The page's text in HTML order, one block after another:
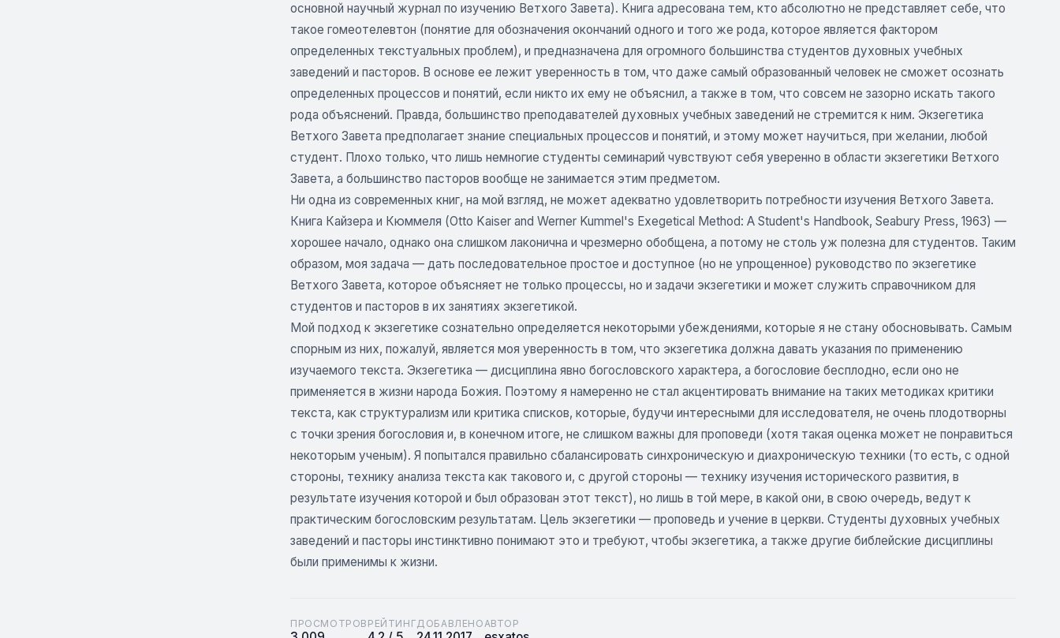
основной научный журнал по изучению Ветхого Завета). Книга адресована тем, кто абсолютно не представляет себе, что
такое гомеотелевтон (понятие для обозначения окончаний одного и того же рода, которое является фактором
определенных текстуальных проблем), и предназначена для огромного большинства студентов духовных учебных
заведений и пасторов. В основе ее лежит уверенность в том, что даже самый образованный человек не сможет осознать
определенных процессов и понятий, если никто их ему не объяснил, а также в том, что совсем не зазорно искать такого
рода объяснений. Правда, большинство преподавателей духовных учебных заведений не стремится к ним. Экзегетика
Ветхого Завета предполагает знание специальных процессов и понятий, и этому может научиться, при желании, любой
студент. Плохо только, что лишь немногие студенты семинарий чувствуют себя уверенно в области экзегетики Ветхого
Завета, а большинство пасторов вообще не занимается этим предметом.
Ни одна из современных книг, на мой взгляд, не может адекватно удовлетворить потребности изучения Ветхого Завета.
Книга Кайзера и Кюммеля (Otto Kaiser and Werner Kummel's Exegetical Method: A Student's Handbook, Seabury Press, 1963) —
хорошее начало, однако она слишком лаконична и чрезмерно обобщена, а потому не столь уж полезна для студентов. Таким
образом, моя задача — дать последовательное простое и доступное (но не упрощенное) руководство по экзегетике
Ветхого Завета, которое объясняет не только процессы, но и задачи экзегетики и может служить справочником для
студентов и пасторов в их занятиях экзегетикой.
Мой подход к экзегетике сознательно определяется некоторыми убеждениями, которые я не стану обосновывать. Самым
спорным из них, пожалуй, является моя уверенность в том, что экзегетика должна давать указания по применению
изучаемого текста. Экзегетика — дисциплина явно богословского характера, а богословие бесплодно, если оно не
применяется в жизни народа Божия. Поэтому я намеренно не стал акцентировать внимание на таких методиках критики
текста, как структурализм или критика списков, которые, будучи интересными для исследователя, не очень плодотворны
с точки зрения богословия и, в конечном итоге, не слишком важны для проповеди (хотя такая оценка может не понравиться
некоторым ученым). Я попытался правильно сбалансировать синхроническую и диахроническую техники (то есть, с одной
стороны, технику анализа текста как такового и, с другой стороны — технику изучения исторического развития, в
результате изучения которой и был образован этот текст), но лишь в той мере, в какой они, в свою очередь, ведут к
практическим богословским результатам. Цель экзегетики — проповедь и учение в церкви. Студенты духовных учебных
заведений и пасторы инстинктивно понимают это и требуют, чтобы экзегетика, а также другие библейские дисциплины
были применимы к жизни.
ПРОСМОТРОВ РЕЙТИНГДОБАВЛЕНОАВТОР